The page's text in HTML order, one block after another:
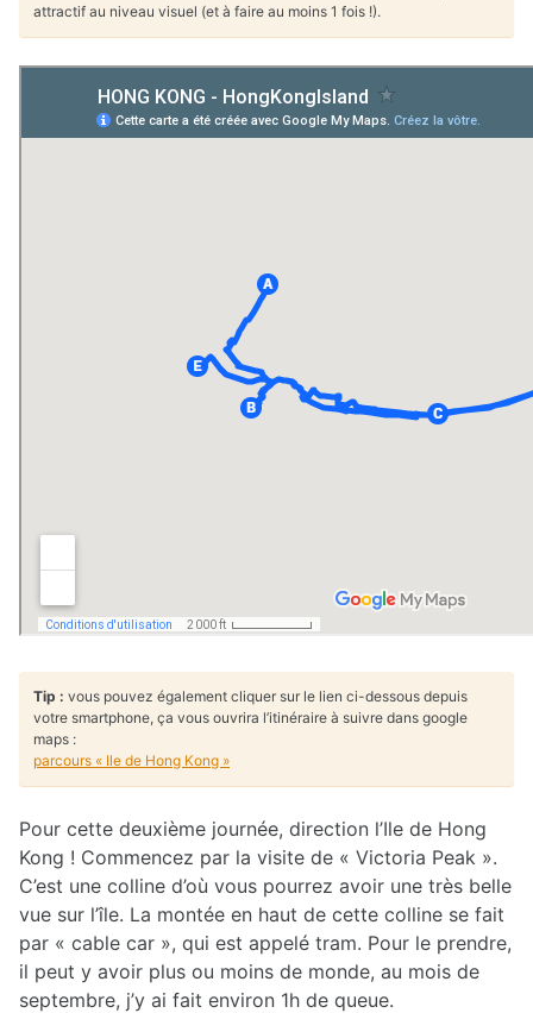
attractif au niveau visuel (et à faire au moins 1 fois !).
Tip : vous pouvez également cliquer sur le lien ci-dessous depuis
votre smartphone, ça vous ouvrira l’itinéraire à suivre dans google
maps :
parcours « Ile de Hong Kong »
Pour cette deuxième journée, direction l’Ile de Hong
Kong ! Commencez par la visite de « Victoria Peak ».
C’est une colline d’où vous pourrez avoir une très belle
vue sur l’île. La montée en haut de cette colline se fait
par « cable car », qui est appelé tram. Pour le prendre,
il peut y avoir plus ou moins de monde, au mois de
septembre, j’y ai fait environ 1h de queue.